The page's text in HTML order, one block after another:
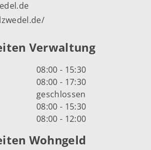
Verwaltung
08:00 - 15:30
08:00 - 17:30
geschlossen
08:00 - 15:30
08:00 - 12:00
Wohngeld